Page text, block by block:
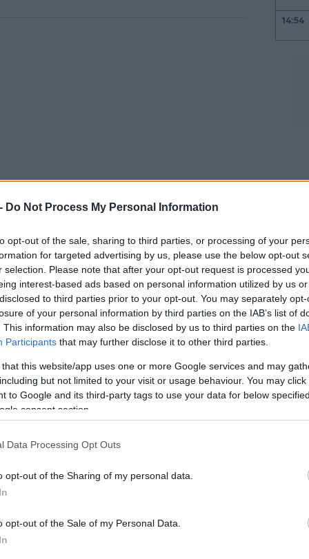
Do Not Process My Personal Information
opt-out of the sale, sharing to third parties, or processing of your
for targeted advertising by us, please use the below opt-out
selection. Please note that after your opt-out request is processed
interest-based ads based on personal information utilized by us
to third parties prior to your opt-out. You may separately
of your personal information by third parties on the IAB’s list of
This information may also be disclosed by us to third parties on the
Participants that may further disclose it to other third parties.
that this website/app uses one or more Google services and may
but not limited to your visit or usage behaviour. You may
to Google and its third-party tags to use your data for below
consent section.
Data Processing Opt Outs
opt-out of the Sharing of my personal data.
opt-out of the Sale of my Personal Data.
αστάθειας, στην αγκαλιά του οποίου
12% μέχρι στιγμής εντός του 2025.
σπάσει αυτό το μαγικό επίπεδο το
αναλυτής, Ρος Νόρμαν. «Τα 2.950
αντίσταση και τώρα η στιγμή μοιάζει πιο
: όχι εάν, αλλά πότε θα συμβεί»
14:54
14:11
14:05
13:57
13:48